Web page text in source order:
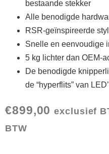
bestaande stekker
Alle benodigde
RSR-geïnspireerde
Snelle en eenvoudige
5 kg lichter dan OEM-
De benodigde
de “hyperflits” van
€899,00 exclusief
BTW